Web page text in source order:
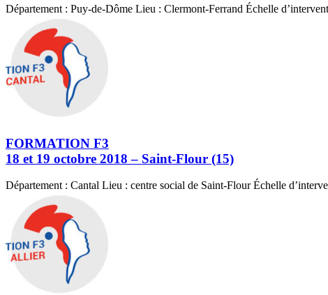
Département : Puy-de-Dôme Lieu : Clermont-Ferrand Échelle
FORMATION F3
18 et 19 octobre 2018 – Saint-Flour (15)
Département : Cantal Lieu : centre social de Saint-Flour Échelle